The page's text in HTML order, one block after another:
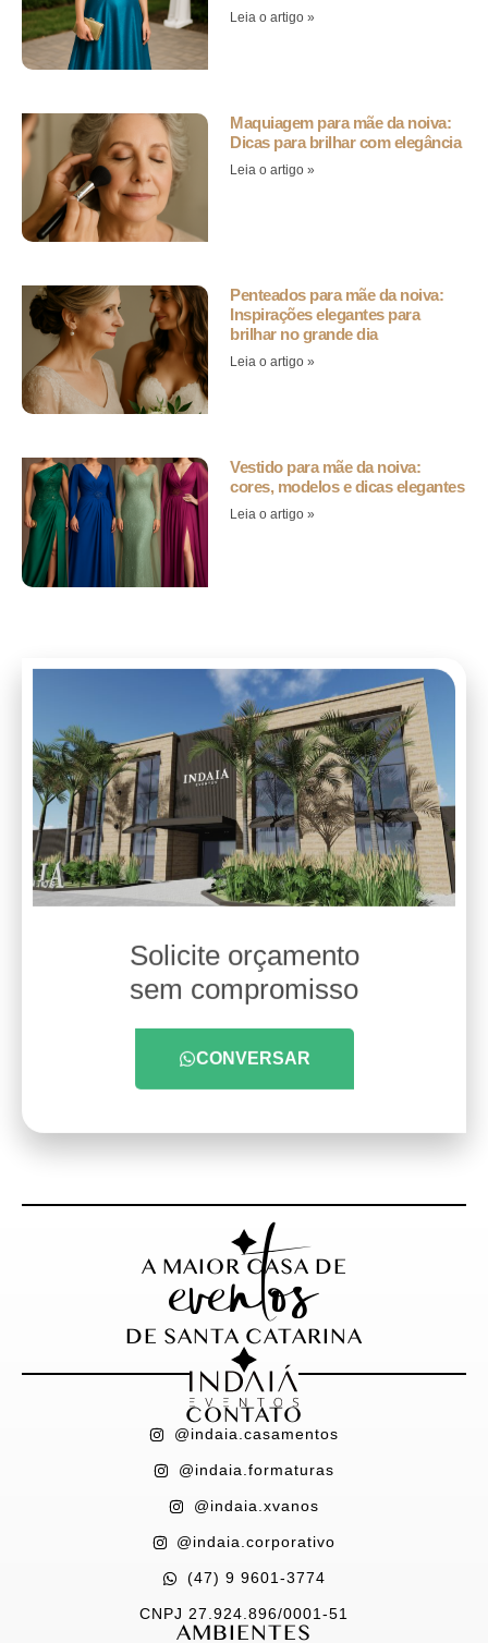
Leia o artigo »
Maquiagem para mãe da noiva:
Dicas para brilhar com elegância
Leia o artigo »
Penteados para mãe da noiva:
Inspirações elegantes para
brilhar no grande dia
Leia o artigo »
Vestido para mãe da noiva:
cores, modelos e dicas elegantes
Leia o artigo »
Solicite orçamento
sem compromisso
A MAIOR CASA DE
eventos
DE SANTA CATARINA
CONTATO
@indaia.casamentos
@indaia.formaturas
@indaia.xvanos
@indaia.corporativo
(47) 9 9601-3774
CNPJ 27.924.896/0001-51